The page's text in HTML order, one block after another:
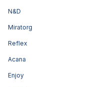
N&D
Miratorg
Reflex
Acana
Enjoy